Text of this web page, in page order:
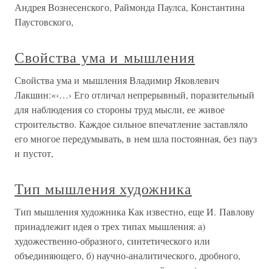
Андрея Вознесенского, Раймонда Паулса, Константина
Паустовского,
Свойства ума и мышления
Свойства ума и мышления Владимир Яковлевич
Лакшин:«‹…› Его отличал непрерывный, поразительный
для наблюдения со стороны труд мысли, ее живое
строительство. Каждое сильное впечатление заставляло
его многое передумывать, в нем шла постоянная, без пауз
и пустот,
Тип мышления художника
Тип мышления художника Как известно, еще И. Павлову
принадлежит идея о трех типах мышления: а)
художественно-образного, синтетического или
объединяющего, б) научно-аналитического, дробного,